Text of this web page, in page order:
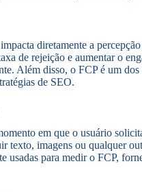
diretamente a
de rejeição e aumentar o
Além disso, o FCP é um
de SEO.
em que o usuário
texto, imagens ou qualquer
usadas para medir o FCP,